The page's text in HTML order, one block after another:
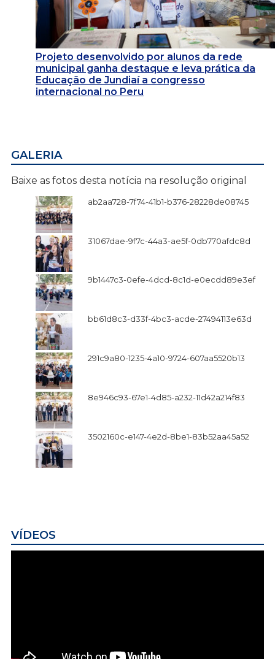
Projeto desenvolvido por alunos da rede
municipal ganha destaque e leva prática da
Educação de Jundiaí a congresso
internacional no Peru
GALERIA
Baixe as fotos desta notícia na resolução original
ab2aa728-7f74-41b1-b376-28228de08745
31067dae-9f7c-44a3-ae5f-0db770afdc8d
9b1447c3-0efe-4dcd-8c1d-e0ecdd89e3ef
bb61d8c3-d33f-4bc3-acde-27494113e63d
291c9a80-1235-4a10-9724-607aa5520b13
8e946c93-67e1-4d85-a232-11d42a214f83
3502160c-e147-4e2d-8be1-83b52aa45a52
VÍDEOS